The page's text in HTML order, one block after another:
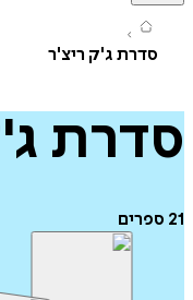
ג'ק ריצ'ר
ג'ק